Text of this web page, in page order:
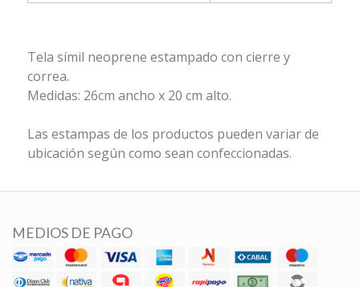
Tela símil neoprene estampado con cierre y
correa.
Medidas: 26cm ancho x 20 cm alto.
Las estampas de los productos pueden variar de
ubicación según como sean confeccionadas.
MEDIOS DE PAGO